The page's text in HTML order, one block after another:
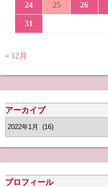
24 25 26
31
« 12月
アーカイブ
ア
ー
カ
イ
ブ
プロフィール